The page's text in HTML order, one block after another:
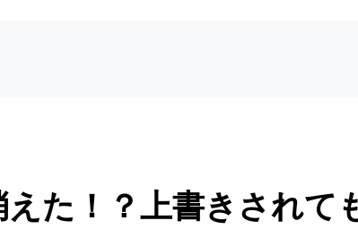
た！？上書きされて